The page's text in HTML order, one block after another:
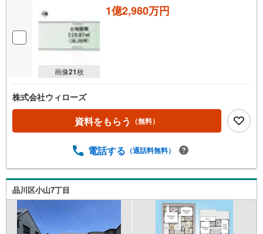
画像21枚
1億2,980万円
株式会社ウィローズ
資料をもらう （無料）
電話する （通話料無料）
品川区小山7丁目